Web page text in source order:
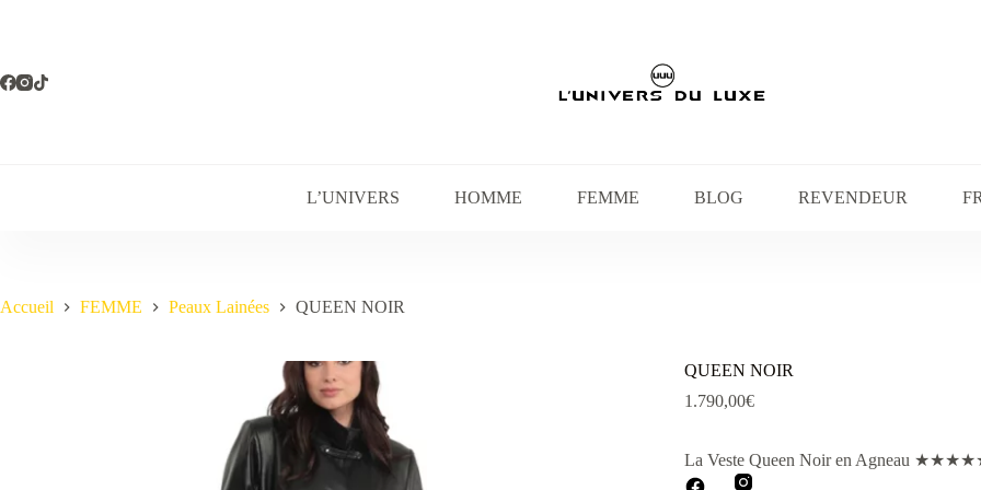
L’UNIVERS HOMME FEMME BLOG REVENDEUR
Accueil FEMME Peaux Lainées QUEEN NOIR
QUEEN NOIR
1.790,00€
La Veste Queen Noiren Agneau ★★★★